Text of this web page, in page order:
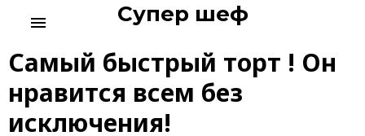
Супер шеф
menu
Самый быстрый торт ! Он
нравится всем без
исключения!